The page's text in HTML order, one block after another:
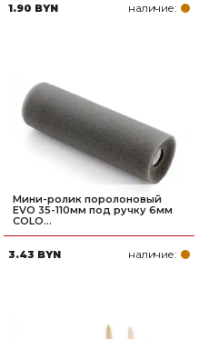
1.90 BYN наличие:
Мини-ролик поролоновый
EVO 35-110мм под ручку 6мм
COLO...
3.43 BYN наличие: